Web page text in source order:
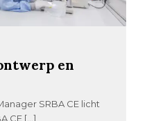
en
SRBA CE licht
CE […]